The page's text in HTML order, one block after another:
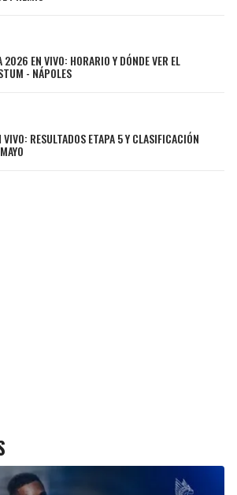
EN VIVO: HORARIO Y DÓNDE VER EL
- NÁPOLES
RESULTADOS ETAPA 5 Y CLASIFICACIÓN